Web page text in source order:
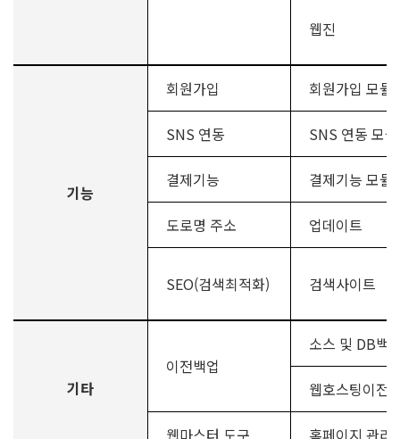
웹진
기능
회원가입 회원가입 모듈
SNS 연동 SNS 연동 모듈
결제기능 결제기능 모듈
도로명 주소 업데이트
SEO(검색최적화) 검색사이트
기타
이전백업
소스 및 DB백
웹호스팅이전
웹마스터 도구 홈페이지 관리